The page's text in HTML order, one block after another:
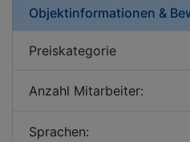
Objektinformationen &
Preiskategorie
Anzahl Mitarbeiter:
Sprachen: